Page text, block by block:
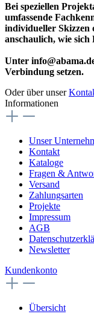
Bei speziellen
umfassende
individueller Skizzen
anschaulich, wie sich
Unter
Verbindung setzen.
Oder über unser
Informationen
Unser
Kontakt
Kataloge
Fragen &
Versand
Zahlungsarten
Projekte
Impressum
AGB
Newsletter
Kundenkonto
Übersicht